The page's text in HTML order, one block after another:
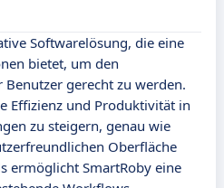
Softwarelösung, die eine
bietet, um den
gerecht zu werden.
Effizienz und Produktivität in
zu steigern, genau wie
Oberfläche
ermöglicht SmartRoby eine